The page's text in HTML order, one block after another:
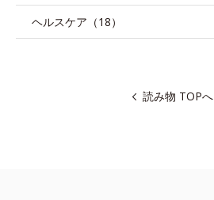
ヘルスケア（18）
読み物 TOPへ